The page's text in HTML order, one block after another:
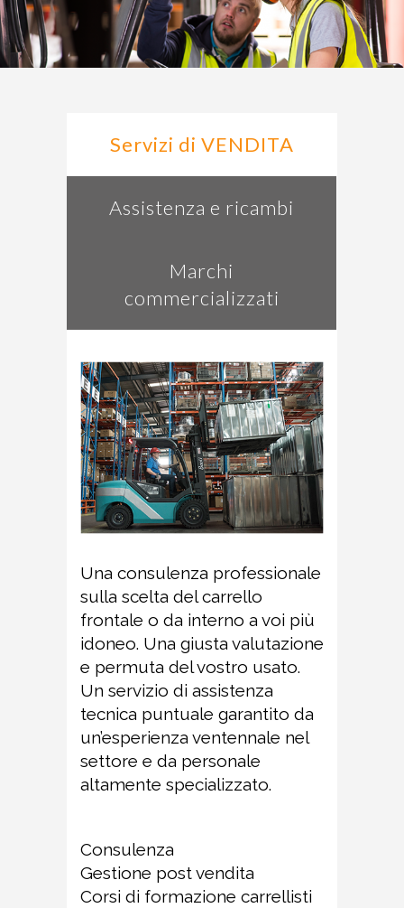
Servizi di VENDITA
Assistenza e ricambi
Marchi
commercializzati
Una consulenza professionale
sulla scelta del carrello
frontale o da interno a voi più
idoneo. Una giusta valutazione
e permuta del vostro usato.
Un servizio di assistenza
tecnica puntuale garantito da
un’esperienza ventennale nel
settore e da personale
altamente specializzato.
Consulenza
Gestione post vendita
Corsi di formazione carrellisti